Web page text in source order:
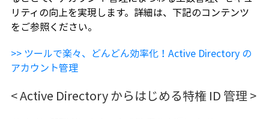
リティの向上を実現します。詳細は、下記のコンテンツ
をご参照ください。
>> ツールで楽々、どんどん効率化！Active Directory の
アカウント管理
< Active Directory からはじめる特権 ID 管理 >